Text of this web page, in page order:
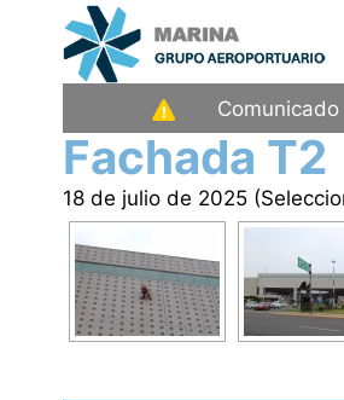
Saltar
al
contenido
Aeropuerto
Internacional
de
la
de
México
Comunicado
Fachada T2
18 de julio de 2025